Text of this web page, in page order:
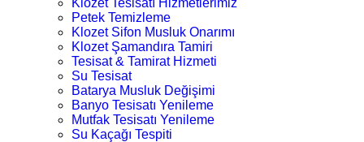
Klozet Tesisatı Hizmetlerimiz
Petek Temizleme
Klozet Sifon Musluk Onarımı
Klozet Şamandıra Tamiri
Tesisat & Tamirat Hizmeti
Su Tesisat
Batarya Musluk Değişimi
Banyo Tesisatı Yenileme
Mutfak Tesisatı Yenileme
Su Kaçağı Tespiti